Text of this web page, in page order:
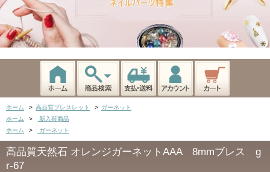
ホーム > 高品質ブレスレット > ガーネット
ホーム
>
新入荷商品
ホーム
> ガーネット
高品質天然石 オレンジガーネットAAA 8mmブレス g
r-67